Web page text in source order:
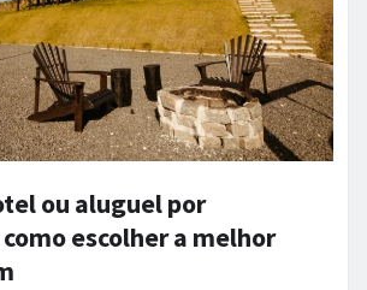
ou aluguel por
escolher a melhor